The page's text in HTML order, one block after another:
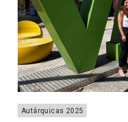
Autárquicas 2025